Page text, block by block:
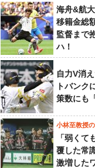
海舟&航
移籍金総
監督まで
ハ！
自力V消
トバンク
策数にも
小林至教授
「弱くて
覆した常
激増した